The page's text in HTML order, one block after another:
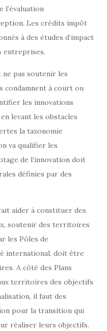
l’évaluation
Les crédits impôt
à des études d’impact
entreprises.
pas soutenir les
condamnent à court ou
les innovations
levant les obstacles
la taxonomie
va qualifier les
de l’innovation doit
définies par des
aider à constituer des
soutenir des territoires
les Pôles de
international, doit être
A côté des Plans
territoires des objectifs
il faut des
pour la transition qui
réaliser leurs objectifs.